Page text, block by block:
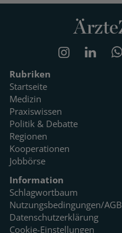
Rubriken
Startseite
Medizin
Praxiswissen
Politik & Debatte
Regionen
Kooperationen
Jobbörse
Information
Schlagwortbaum
Nutzungsbedingungen/AGB
Datenschutzerklärung
Cookie-Einstellungen